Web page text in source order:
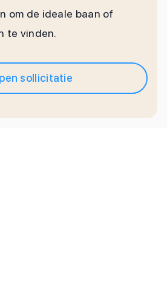
om de ideale baan of
te vinden.
sollicitatie